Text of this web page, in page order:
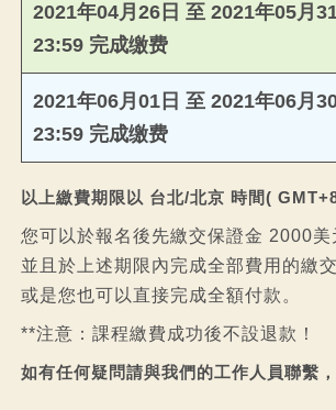
2021年04月26日 至 2021年05月
23:59 完成缴费
2021年06月01日 至 2021年06月
23:59 完成缴费
以上繳費期限以 台北/北京 時間(
您可以於報名後先繳交保證金 2000美
並且於上述期限內完成全部費用的繳交
或是您也可以直接完成全額付款。
**注意：課程繳費成功後不設退款！
如有任何疑問請與我們的工作人員聯繫，